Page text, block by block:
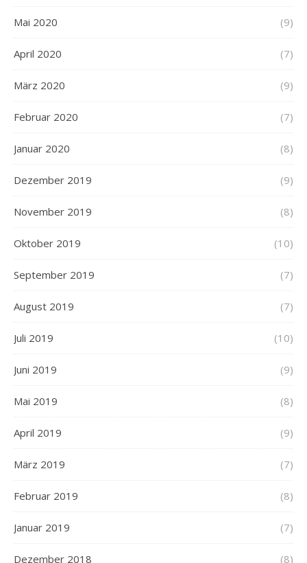
Mai 2020 (9)
April 2020 (7)
März 2020 (9)
Februar 2020 (7)
Januar 2020 (8)
Dezember 2019 (9)
November 2019 (8)
Oktober 2019 (10)
September 2019 (7)
August 2019 (7)
Juli 2019 (10)
Juni 2019 (9)
Mai 2019 (8)
April 2019 (9)
März 2019 (7)
Februar 2019 (8)
Januar 2019 (7)
Dezember 2018 (8)